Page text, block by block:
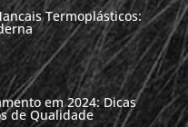
Termoplásticos:
em 2024: Dicas
de Qualidade